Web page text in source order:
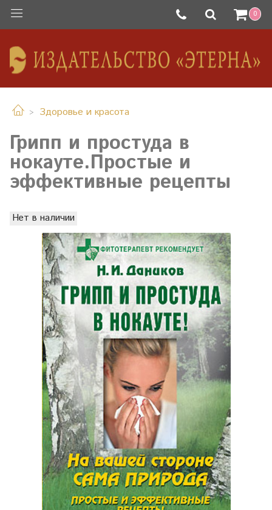
0
Здоровье и красота
Грипп и простуда в
нокауте.Простые и
эффективные рецепты
Нет в наличии